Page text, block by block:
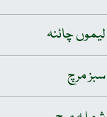
لیموں چائنہ
سبز مرچ